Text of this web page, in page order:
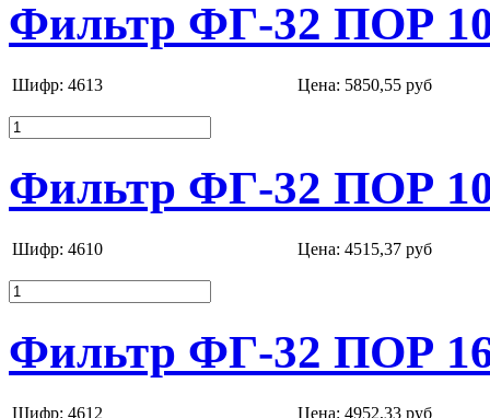
Фильтр ФГ-32 ПОР
Шифр: 4613 Цена: 5850,55 руб
Фильтр ФГ-32 ПОР
Шифр: 4610 Цена: 4515,37 руб
Фильтр ФГ-32 ПОР
Шифр: 4612 Цена: 4952,33 руб